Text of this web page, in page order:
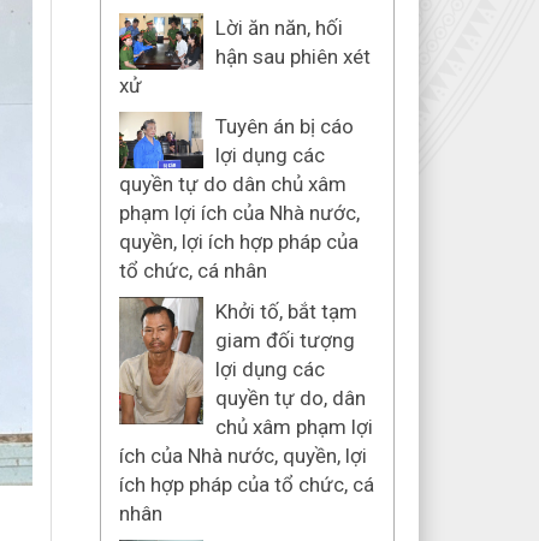
Lời ăn năn, hối
hận sau phiên xét
xử
Tuyên án bị cáo
lợi dụng các
quyền tự do dân chủ xâm
phạm lợi ích của Nhà nước,
quyền, lợi ích hợp pháp của
tổ chức, cá nhân
Khởi tố, bắt tạm
giam đối tượng
lợi dụng các
quyền tự do, dân
chủ xâm phạm lợi
ích của Nhà nước, quyền, lợi
ích hợp pháp của tổ chức, cá
nhân